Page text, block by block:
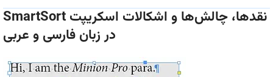
نقدها، چالش‌ها و اشکالات اسکریپت SmartSort
در زبان فارسی و عربی